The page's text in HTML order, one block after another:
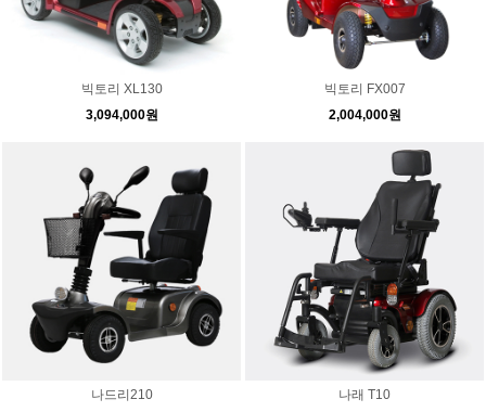
빅토리 XL130
3,094,000원
빅토리 FX007
2,004,000원
나드리210
나래 T10